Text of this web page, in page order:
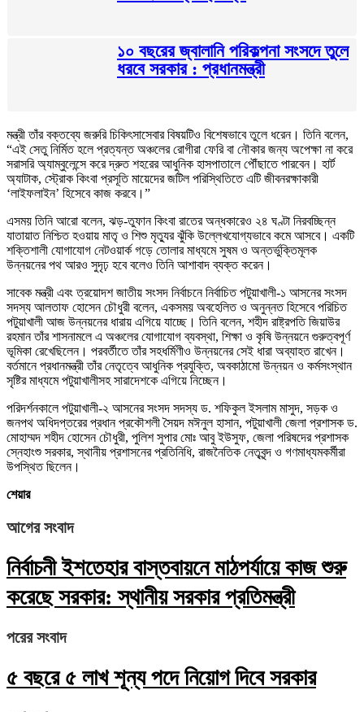
১০ বছরের জ্বালানি পরিকল্পনা সংসদে তুলে
ধরবে সরকার : প্রধানমন্ত্রী
মন্ত্রী তাঁর বক্তব্যে জরুরি চিকিৎসাসেবার বিষয়টিও বিশেষভাবে তুলে ধরেন। তিনি বলেন,
“এই সেতু নির্মিত হলে প্রত্যন্ত অঞ্চলের রোগীরা ফেরি বা নৌকার জন্য অপেক্ষা না করে
সরাসরি অ্যাম্বুলেন্সে করে দ্রুত শহরের আধুনিক হাসপাতালে পৌঁছাতে পারবেন। হার্ট
অ্যাটাক, স্ট্রোক কিংবা প্রসূতি মায়েদের জটিল পরিস্থিতিতে এটি জীবনরক্ষাকারী
‘লাইফলাইন’ হিসেবে কাজ করবে।”
এসময় তিনি আরো বলেন, ঝড়-তুফান কিংবা রাতের অন্ধকারেও ২৪ ঘণ্টা নিরবচ্ছিন্ন
যাতায়াত নিশ্চিত হওয়ায় মাতৃ ও শিশু মৃত্যুর ঝুঁকি উল্লেখযোগ্যভাবে কমে আসবে। একটি
শক্তিশালী যোগাযোগ নেটওয়ার্ক গড়ে তোলার মাধ্যমে সুষম ও অন্তর্ভুক্তিমূলক
উন্নয়নের পথ আরও সুদৃঢ় হবে বলেও তিনি আশাবাদ ব্যক্ত করেন।
সাবেক মন্ত্রী এবং ত্রয়োদশ জাতীয় সংসদ নির্বাচনে নির্বাচিত পটুয়াখালী-১ আসনের সংসদ
সদস্য আলতাফ হোসেন চৌধুরী বলেন, একসময় অবহেলিত ও অনুন্নত হিসেবে পরিচিত
পটুয়াখালী আজ উন্নয়নের ধারায় এগিয়ে যাচ্ছে। তিনি বলেন, শহীদ রাষ্ট্রপতি জিয়াউর
রহমান তাঁর শাসনামলে এ অঞ্চলের যোগাযোগ ব্যবস্থা, শিক্ষা ও কৃষি উন্নয়নে গুরুত্বপূর্ণ
ভূমিকা রেখেছিলেন। পরবর্তীতে তাঁর সহধর্মিণীও উন্নয়নের সেই ধারা অব্যাহত রাখেন।
বর্তমানে প্রধানমন্ত্রী তাঁর নেতৃত্বে আধুনিক প্রযুক্তি, অবকাঠামো উন্নয়ন ও কর্মসংস্থান
সৃষ্টির মাধ্যমে পটুয়াখালীসহ সারাদেশকে এগিয়ে নিচ্ছেন।
পরিদর্শনকালে পটুয়াখালী-২ আসনের সংসদ সদস্য ড. শফিকুল ইসলাম মাসুদ, সড়ক ও
জনপথ অধিদপ্তরের প্রধান প্রকৌশলী সৈয়দ মঈনুল হাসান, পটুয়াখালী জেলা প্রশাসক ড.
মোহাম্মদ শহীদ হোসেন চৌধুরী, পুলিশ সুপার মোঃ আবু ইউসুফ, জেলা পরিষদের প্রশাসক
স্নেহাংশু সরকার, স্থানীয় প্রশাসনের প্রতিনিধি, রাজনৈতিক নেতৃবৃন্দ ও গণমাধ্যমকর্মীরা
উপস্থিত ছিলেন।
শেয়ার
আগের সংবাদ
নির্বাচনী ইশতেহার বাস্তবায়নে মাঠপর্যায়ে কাজ শুরু
করেছে সরকার: স্থানীয় সরকার প্রতিমন্ত্রী
পরের সংবাদ
৫ বছরে ৫ লাখ শূন্য পদে নিয়োগ দিবে সরকার